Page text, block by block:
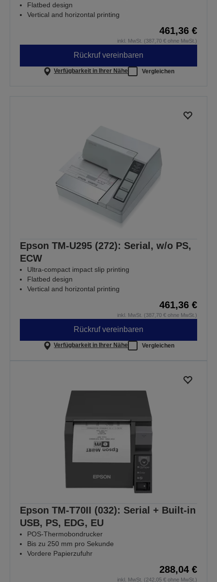
Flatbed design
Vertical and horizontal printing
461,36 €
inkl. MwSt. (387,70 € ohne MwSt.)
Rückruf vereinbaren
Verfügbarkeit in Ihrer Nähe Vergleichen
Epson TM-U295 (272): Serial, w/o PS,
ECW
Ultra-compact impact slip printing
Flatbed design
Vertical and horizontal printing
461,36 €
inkl. MwSt. (387,70 € ohne MwSt.)
Rückruf vereinbaren
Verfügbarkeit in Ihrer Nähe Vergleichen
Epson TM-T70II (032): Serial + Built-in
USB, PS, EDG, EU
POS-Thermobondrucker
Bis zu 250 mm pro Sekunde
Vordere Papierzufuhr
288,04 €
inkl. MwSt. (242,05 € ohne MwSt.)